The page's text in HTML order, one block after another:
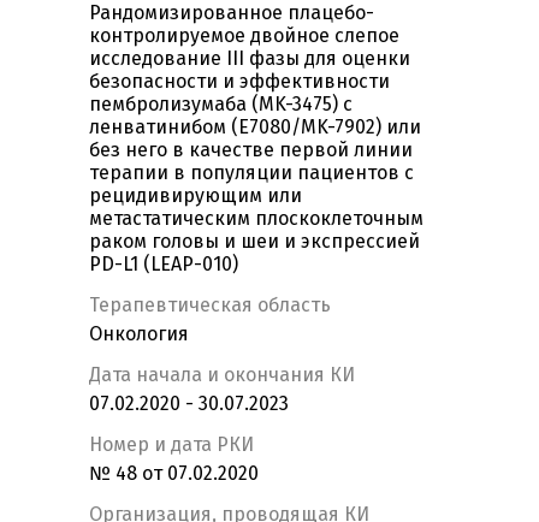
Рандомизированное плацебо-
контролируемое двойное слепое
исследование III фазы для оценки
безопасности и эффективности
пембролизумаба (MK-3475) с
ленватинибом (E7080/MK-7902) или
без него в качестве первой линии
терапии в популяции пациентов с
рецидивирующим или
метастатическим плоскоклеточным
раком головы и шеи и экспрессией
PD-L1 (LEAP-010)
Терапевтическая область
Онкология
Дата начала и окончания КИ
07.02.2020 - 30.07.2023
Номер и дата РКИ
№ 48 от 07.02.2020
Организация, проводящая КИ